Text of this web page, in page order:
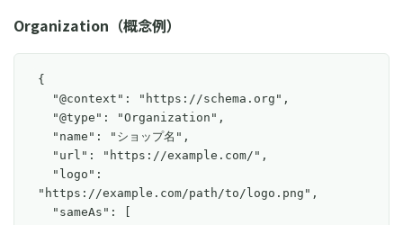
Organization（概念例）
{
"https://example.com/path/to/logo.png",